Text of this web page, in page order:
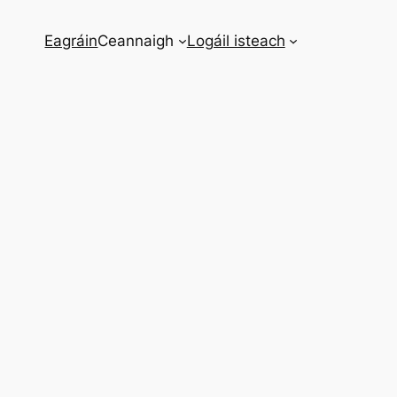
EagráinCeannaigh Logáil isteach